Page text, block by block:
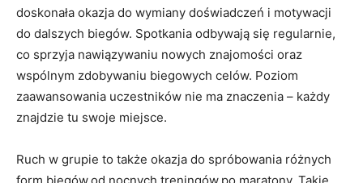
doskonała okazja do​ wymiany doświadczeń ‍i⁣ motywacji ​
do dalszych​ biegów. ‌Spotkania odbywają się‌ regularnie,​
co⁤ sprzyja nawiązywaniu nowych ⁤znajomości oraz
‍wspólnym zdobywaniu‌ biegowych celów. Poziom​
zaawansowania uczestników ⁣nie ma znaczenia –⁣ każdy
znajdzie tu swoje miejsce.
Ruch w grupie ‌to także okazja do spróbowania różnych